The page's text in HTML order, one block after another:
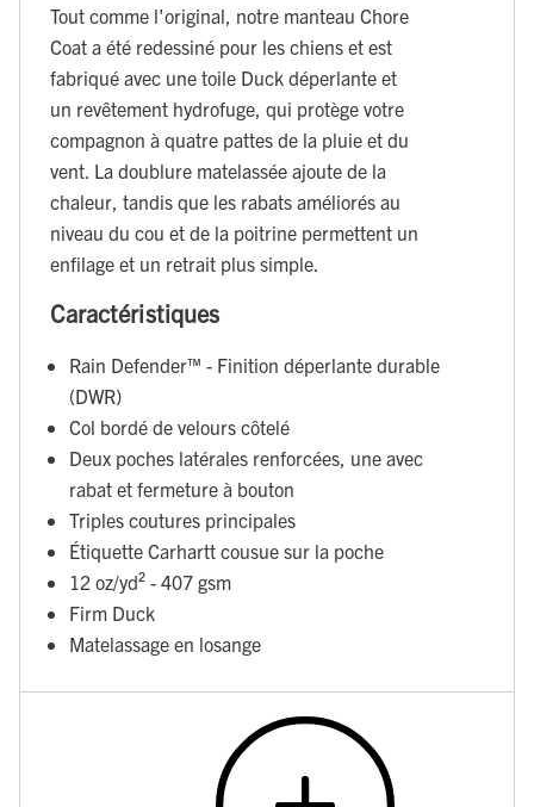
Tout comme l'original, notre manteau Chore
Coat a été redessiné pour les chiens et est
fabriqué avec une toile Duck déperlante et
un revêtement hydrofuge, qui protège votre
compagnon à quatre pattes de la pluie et du
vent. La doublure matelassée ajoute de la
chaleur, tandis que les rabats améliorés au
niveau du cou et de la poitrine permettent un
enfilage et un retrait plus simple.
Caractéristiques
Rain Defender™ - Finition déperlante durable
(DWR)
Col bordé de velours côtelé
Deux poches latérales renforcées, une avec
rabat et fermeture à bouton
Triples coutures principales
Étiquette Carhartt cousue sur la poche
12 oz/yd² - 407 gsm
Firm Duck
Matelassage en losange